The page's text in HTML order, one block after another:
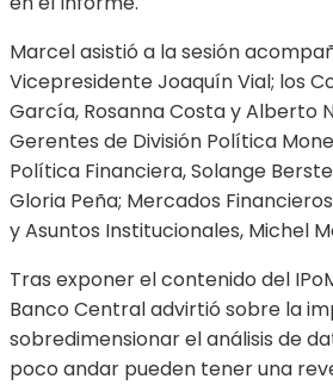
Marcel asistió a la sesión
Vicepresidente Joaquín Vial; los
García, Rosanna Costa y Alberto
Gerentes de División Política
Política Financiera, Solange
Gloria Peña; Mercados
y Asuntos Institucionales, Michel
Tras exponer el contenido del
Banco Central advirtió sobre la
sobredimensionar el análisis de
poco andar pueden tener una